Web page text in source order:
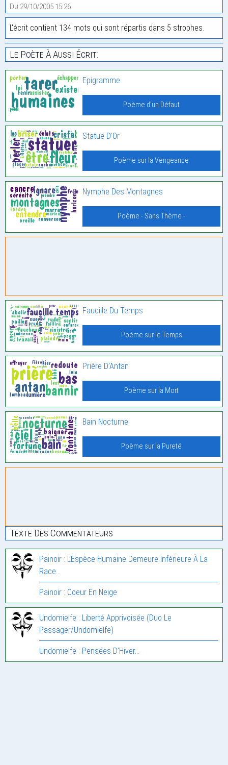
Du 29/10/2005 15:26
L'écrit contient 134 mots qui sont répartis dans 5 strophes.
Le Poète À Aussi Écrit:
Epigramme
Poème d'un Défaut
Statue D’Or
Poème sur la Vengeance
Nymphe Des Montagnes
Poème - Sans Thème -
Faucille Du Temps
Poème sur le Temps
Prière D’Antan
Poème sur la Mort
Bain Nocturne
Poème sur la Pureté
Texte Des Commentateurs
Painoir : L’Espèce Humaine Demeure Inférieure À La
Race…
Painoir : Coeur En Neige
Undomielfe : Liberté Apprivoisée (Duo Le
Passager/Undomielfe)
Undomielfe : Pensées D’Hiver…